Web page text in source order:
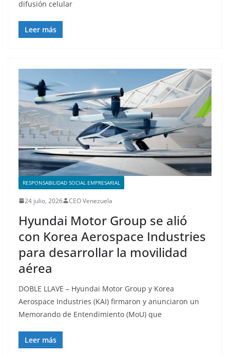
difusión celular
Leer más
RESPONSABILIDAD SOCIAL EMPRESARIAL
24 julio, 2026 CEO Venezuela
Hyundai Motor Group se alió
con Korea Aerospace Industries
para desarrollar la movilidad
aérea
DOBLE LLAVE – Hyundai Motor Group y Korea
Aerospace Industries (KAI) firmaron y anunciaron un
Memorando de Entendimiento (MoU) que
Leer más